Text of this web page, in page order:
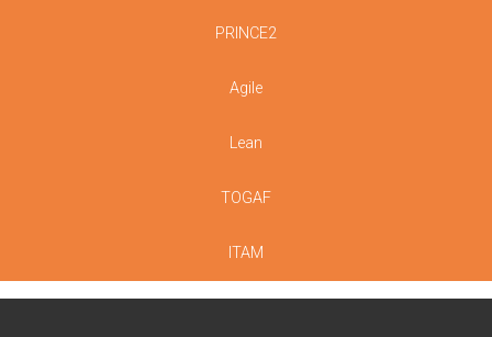
PRINCE2
Agile
Lean
TOGAF
ITAM